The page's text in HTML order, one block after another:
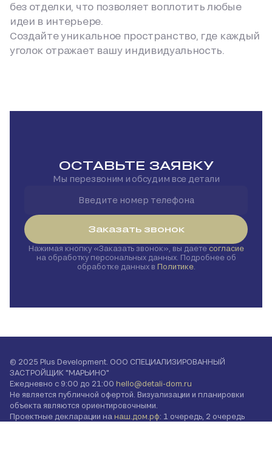
без отделки, что позволяет воплотить любые
идеи в интерьере.
Создайте уникальное пространство, где каждый
уголок отражает вашу индивидуальность.
ОСТАВЬТЕ ЗАЯВКУ
Мы перезвоним и обсудим все детали
Заказать звонок
Нажимая кнопку Заказать звонок , вы даете согласие
на обработку персональных данных. Подробнее об
обработке данных в Политике.
© 2025 Plus Development. ООО СПЕЦИАЛИЗИРОВАННЫЙ
ЗАСТРОЙЩИК "МАРЬИНО"
Ежедневно с 9:00 до 21:00 hello@detali-dom.ru
Не является публичной офертой. Визуализации и планировки
объекта являются ориентировочными.
Проектные декларации на наш.дом.рф: 1 очередь, 2 очередь